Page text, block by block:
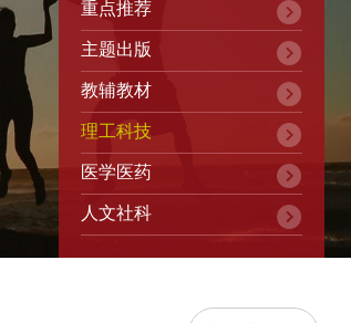
重点推荐
主题出版
教辅教材
理工科技
医学医药
人文社科